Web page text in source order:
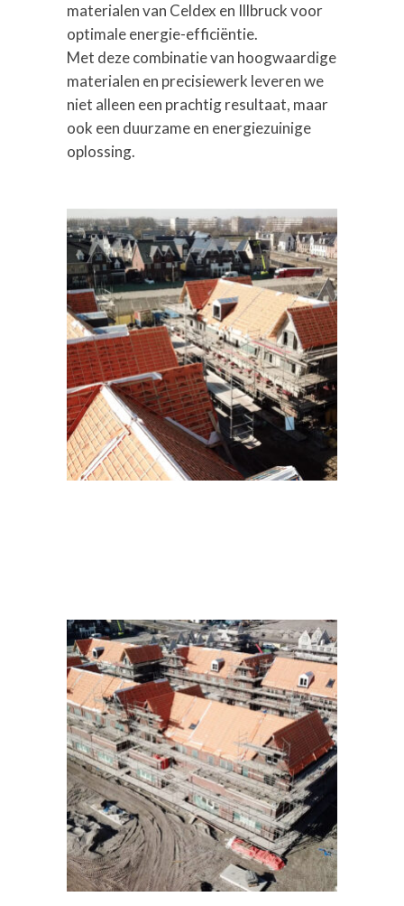
materialen van Celdex en Illbruck voor
optimale energie-efficiëntie.
Met deze combinatie van hoogwaardige
materialen en precisiewerk leveren we
niet alleen een prachtig resultaat, maar
ook een duurzame en energiezuinige
oplossing.